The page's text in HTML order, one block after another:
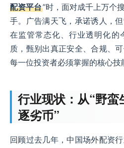
配资平台”时，面对成千上万个
手。广告满天飞，承诺诱人，
在监管常态化、行业透明化的
质，甄别出真正安全、合规、
每一位投资者必须掌握的核心技
行业现状：从“野蛮
逐劣币”
回顾过去几年，中国场外配资